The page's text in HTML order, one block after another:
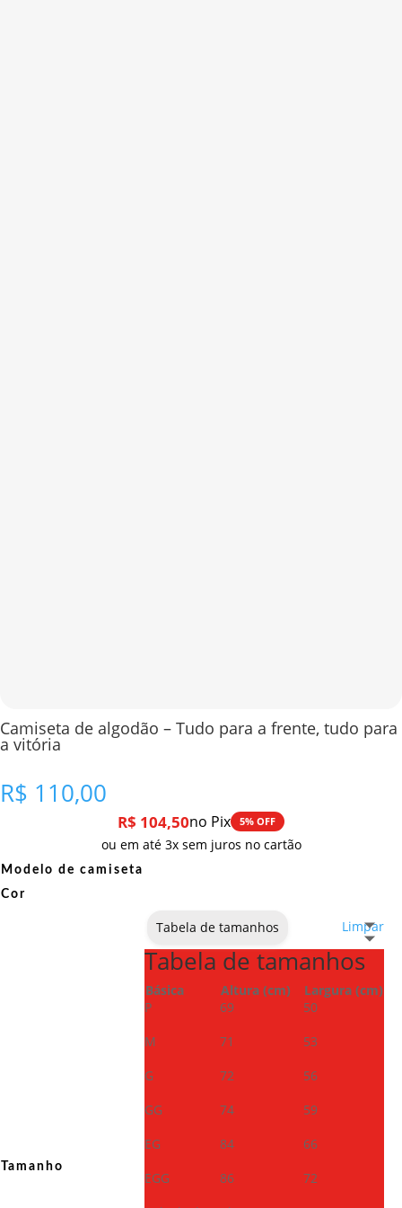
Camiseta de algodão – Tudo para a frente, tudo para
a vitória
R$ 110,00
R$ 104,50no Pix 5% OFF
ou em até 3x sem juros no cartão
Modelo de camiseta
Cor
Tamanho
Limpar
Tabela de tamanhos
Tabela de tamanhos
Básica Altura (cm)
Largura (cm)
P
69
50
M
71
53
G
72
56
GG
74
59
EG
84
66
EGG
86
72